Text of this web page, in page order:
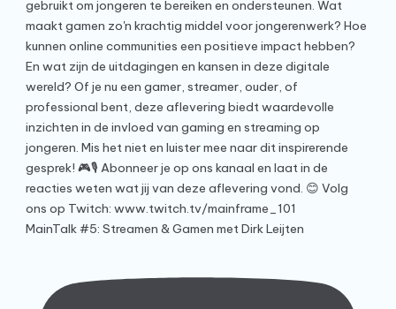
MainTalk #5: Streamen & Gamen met Dirk Leijten